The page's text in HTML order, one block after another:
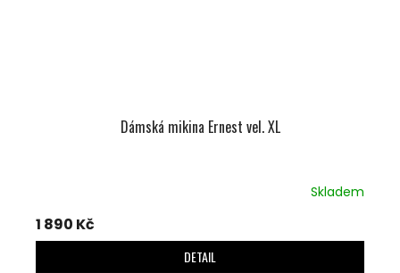
Dámská mikina Ernest vel. XL
Skladem
1 890 Kč
DETAIL